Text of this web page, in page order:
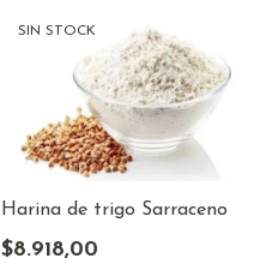
SIN STOCK
Harina de trigo Sarraceno
$8.918,00